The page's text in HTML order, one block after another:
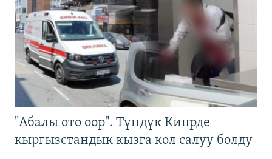
"Абалы өтө оор". Түндүк Кипрде
кыргызстандык кызга кол салуу болду